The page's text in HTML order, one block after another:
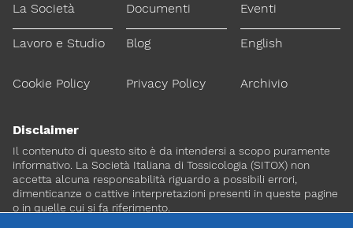
La Società
Documenti Eventi
Lavoro e Studio Blog English
Cookie Policy Privacy Policy Archivio
Disclaimer
Il contenuto di questo sito è da intendersi a scopo puramente
informativo. La Società Italiana di Tossicologia (SITOX) non
accetta alcuna responsabilità riguardo a possibili errori,
dimenticanze o cattive interpretazioni presenti in queste pagine
o in quelle cui si fa riferimento.